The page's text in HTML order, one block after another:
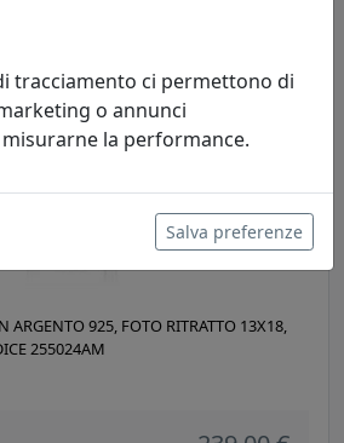
ARGENTO 925, FOTO RITRATTO 13X18,
255024AM
tracciamento ci permettono di
o annunci
la performance.
Salva preferenze